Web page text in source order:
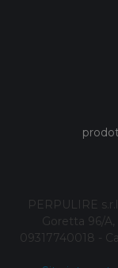
PERPULIRE
Goretta 96/A,
09317740018 -